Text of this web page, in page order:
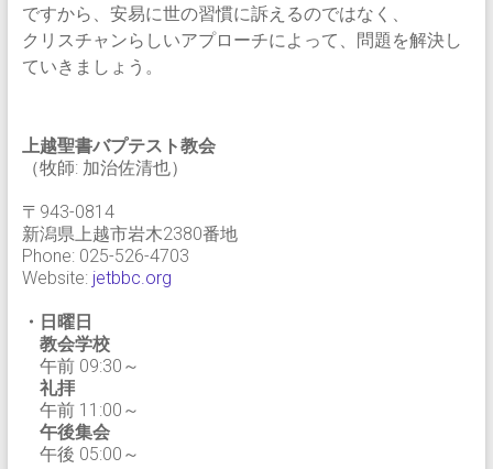
ですから、安易に世の習慣に訴えるのではなく、
クリスチャンらしいアプローチによって、問題を解決し
ていきましょう。
上越聖書バプテスト教会
（牧師: 加治佐清也）
〒943-0814
新潟県上越市岩木2380番地
Phone: 025-526-4703
Website: jetbbc.org
・日曜日
教会学校
午前 09:30～
礼拝
午前 11:00～
午後集会
午後 05:00～